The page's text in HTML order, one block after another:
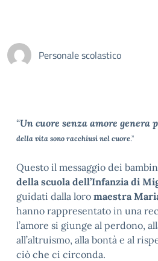
Personale scolastico
“Un cuore senza amore genera
della vita sono racchiusi nel cuore.”
Questo il messaggio dei
della scuola dell’Infanzia di
guidati dalla loro maestra
hanno rappresentato in una
l’amore si giunge al perdono,
all’altruismo, alla bontà e al
ciò che ci circonda.